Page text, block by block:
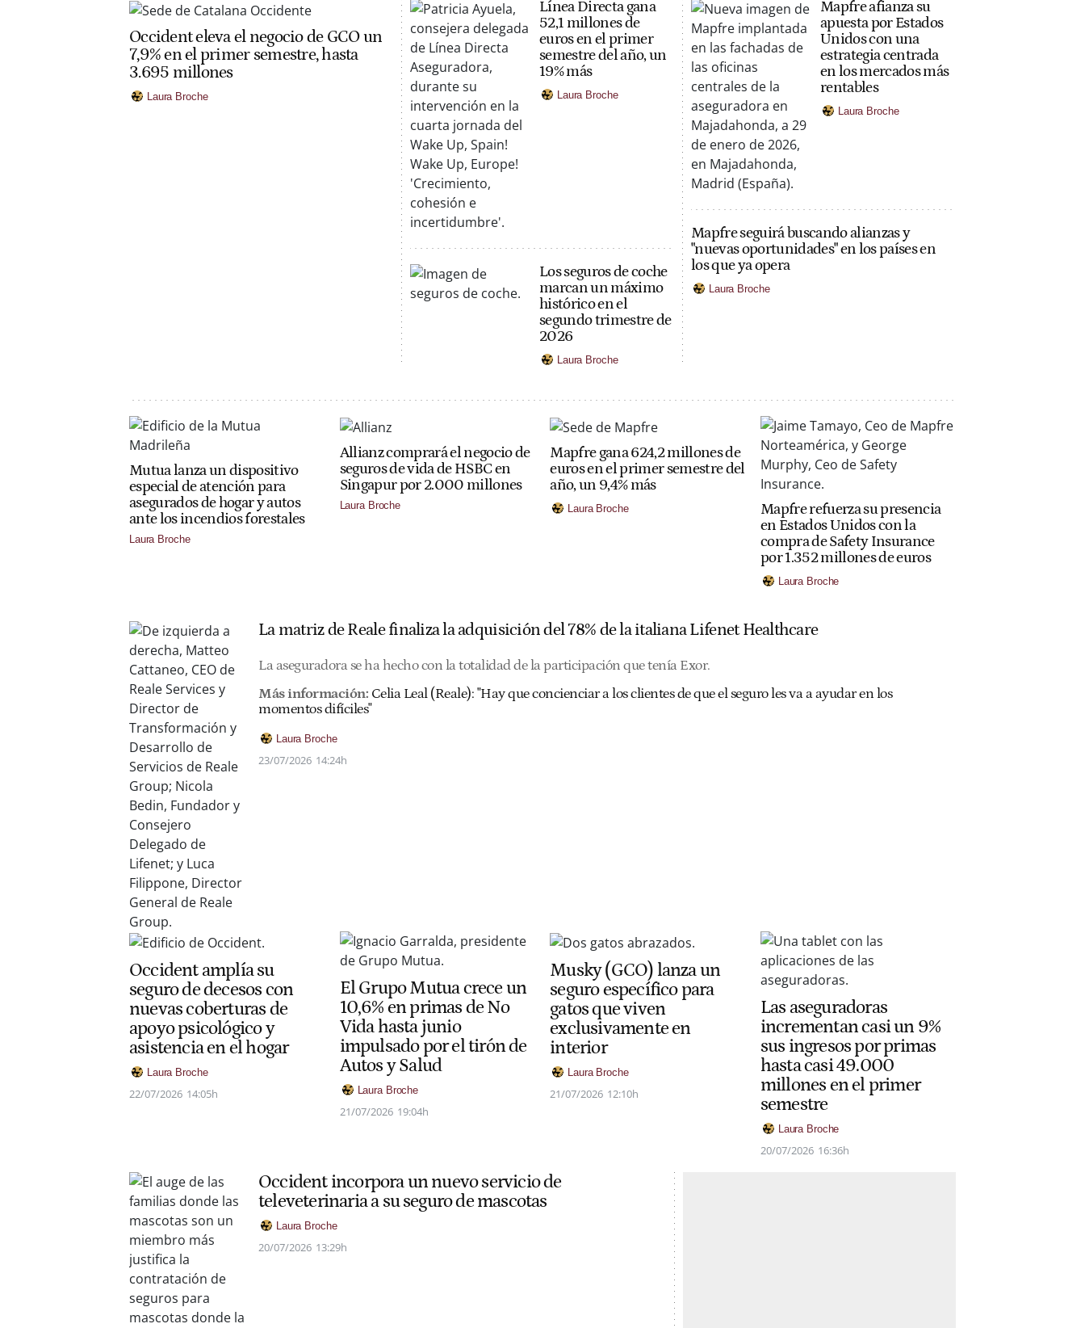
Occident eleva el negocio de GCO un
7,9% en el primer semestre, hasta
3.695 millones
Laura Broche
Línea Directa gana
52,1 millones de
euros en el primer
semestre del año, un
19% más
Laura Broche
Los seguros de coche
marcan un máximo
histórico en el
segundo trimestre de
2026
Laura Broche
Mapfre afianza su
apuesta por Estados
Unidos con una
estrategia centrada
en los mercados más
rentables
Laura Broche
Mapfre seguirá buscando alianzas y
"nuevas oportunidades" en los países en
los que ya opera
Laura Broche
Mutua lanza un dispositivo
especial de atención para
asegurados de hogar y autos
ante los incendios forestales
Laura Broche
Allianz comprará el negocio de
seguros de vida de HSBC en
Singapur por 2.000 millones
Laura Broche
Mapfre gana 624,2 millones de
euros en el primer semestre del
año, un 9,4% más
Laura Broche
Mapfre refuerza su presencia
en Estados Unidos con la
compra de Safety Insurance
por 1.352 millones de euros
Laura Broche
La matriz de Reale finaliza la adquisición del 78% de la italiana Lifenet Healthcare
La aseguradora se ha hecho con la totalidad de la participación que tenía Exor.
Más información: Celia Leal (Reale): "Hay que concienciar a los clientes de que el seguro les va a ayudar en los
momentos difíciles"
Laura Broche
23/07/2026 14:24h
Occident amplía su
seguro de decesos con
nuevas coberturas de
apoyo psicológico y
asistencia en el hogar
Laura Broche
22/07/2026 14:05h
El Grupo Mutua crece un
10,6% en primas de No
Vida hasta junio
impulsado por el tirón de
Autos y Salud
Laura Broche
21/07/2026 19:04h
Musky (GCO) lanza un
seguro específico para
gatos que viven
exclusivamente en
interior
Laura Broche
21/07/2026 12:10h
Las aseguradoras
incrementan casi un 9%
sus ingresos por primas
hasta casi 49.000
millones en el primer
semestre
Laura Broche
20/07/2026 16:36h
Occident incorpora un nuevo servicio de
televeterinaria a su seguro de mascotas
Laura Broche
20/07/2026 13:29h